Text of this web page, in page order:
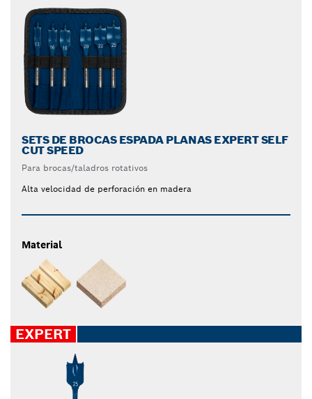
SETS DE BROCAS ESPADA PLANAS EXPERT SELF
CUT SPEED
Para brocas/taladros rotativos
Alta velocidad de perforación en madera
Material
EXPERT